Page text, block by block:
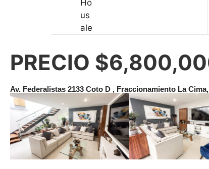
PRECIO
Av. Federalistas 2133 Coto D , Fraccionamiento La